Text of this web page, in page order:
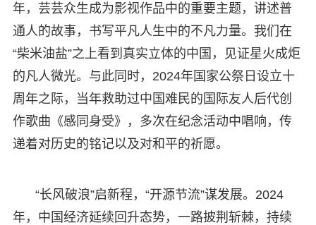
年，芸芸众生成为影视作品中的重要主题，讲述普
通人的故事，书写平凡人生中的不凡力量。我们在
“柴米油盐”之上看到真实立体的中国，见证星火成炬
的凡人微光。与此同时，2024年国家公祭日设立十
周年之际，当年救助过中国难民的国际友人后代创
作歌曲《感同身受》，多次在纪念活动中唱响，传
递着对历史的铭记以及对和平的祈愿。
“长风破浪”启新程，“开源节流”谋发展。2024
年，中国经济延续回升态势，一路披荆斩棘，持续